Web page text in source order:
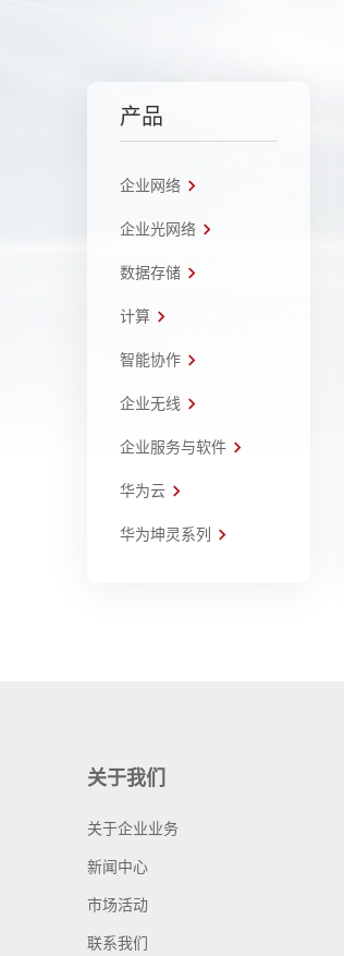
产品
企业网络
企业光网络
数据存储
计算
智能协作
企业无线
企业服务与软件
华为云
华为坤灵系列
关于我们
关于企业业务
新闻中心
市场活动
联系我们